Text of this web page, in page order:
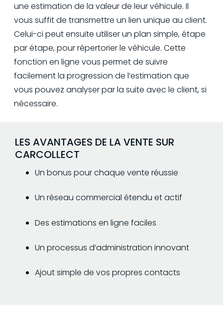
une estimation de la valeur de leur véhicule. Il
vous suffit de transmettre un lien unique au client.
Celui-ci peut ensuite utiliser un plan simple, étape
par étape, pour répertorier le véhicule. Cette
fonction en ligne vous permet de suivre
facilement la progression de l’estimation que
vous pouvez analyser par la suite avec le client, si
nécessaire.
LES AVANTAGES DE LA VENTE SUR
CARCOLLECT
Un bonus pour chaque vente réussie
Un réseau commercial étendu et actif
Des estimations en ligne faciles
Un processus d’administration innovant
Ajout simple de vos propres contacts